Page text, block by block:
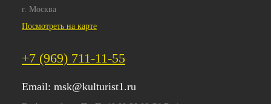
г. Москва
Посмотреть на карте
+7 (969) 711-11-55
Email: msk@kulturist1.ru